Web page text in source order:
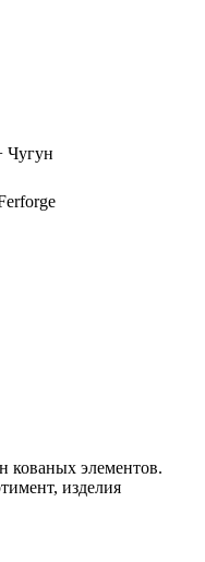
Чугун
кованых элементов.
изделия